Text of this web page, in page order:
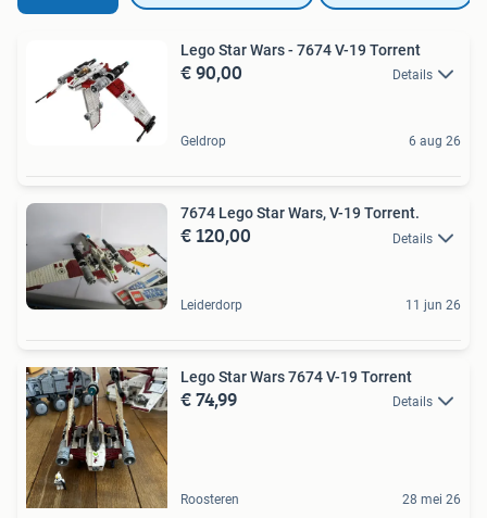
Lego Star Wars - 7674 V-19 Torrent
€ 90,00 Details
Geldrop 6 aug 26
7674 Lego Star Wars, V-19 Torrent.
€ 120,00 Details
Leiderdorp 11 jun 26
Lego Star Wars 7674 V-19 Torrent
€ 74,99 Details
Roosteren 28 mei 26